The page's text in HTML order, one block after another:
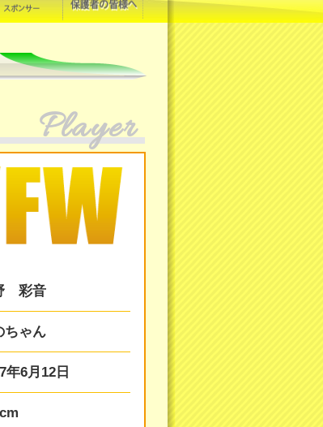
Player
彩音
ちゃん
年6月12日